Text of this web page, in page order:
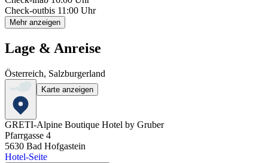
Check-outbis 11:00 Uhr
Mehr anzeigen
Lage & Anreise
Österreich, Salzburgerland
Karte anzeigen
GRETI-Alpine Boutique Hotel by Gruber
Pfarrgasse 4
5630 Bad Hofgastein
Hotel-Seite